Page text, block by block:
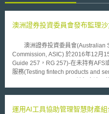
澳洲證券投資委員會發布監理
澳洲證券投資委員會(Australian
Commission, ASIC) 於2016年12月
Guide 257，RG 257)-在未持有AFS
服務(Testing fintech products and
於其他國家的監理沙盒需要申請方
如非現金支付產品，包含儲值卡，以及某
運用AI工具協助管理智慧財產